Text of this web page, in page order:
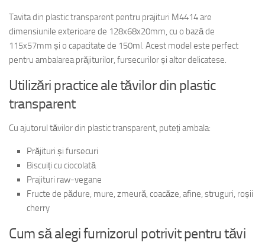
Tavita din plastic transparent pentru prajituri M4414 are
dimensiunile exterioare de 128x68x20mm, cu o bază de
115x57mm și o capacitate de 150ml. Acest model este perfect
pentru ambalarea prăjiturilor, fursecurilor și altor delicatese.
Utilizări practice ale tăvilor din plastic
transparent
Cu ajutorul tăvilor din plastic transparent, puteți ambala:
Prăjituri și fursecuri
Biscuiți cu ciocolată
Prajituri raw-vegane
Fructe de pădure, mure, zmeură, coacăze, afine, struguri, roșii
cherry
Cum să alegi furnizorul potrivit pentru tăvi